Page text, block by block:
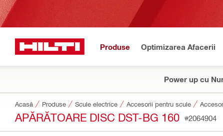
Produse Optimizarea Afacerii
Power up cu
Acasă Produse Scule electrice Accesorii pentru scule
APĂRĂTOARE DISC DST-BG 160 #2064904